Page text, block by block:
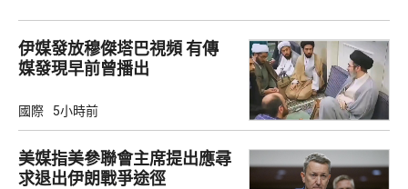
伊媒發放穆傑塔巴視頻 有傳
媒發現早前曾播出
國際 5小時前
美媒指美參聯會主席提出應尋
求退出伊朗戰爭途徑